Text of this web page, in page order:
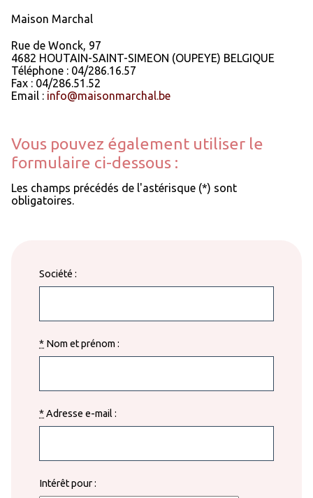
Maison Marchal
Rue de Wonck, 97
4682 HOUTAIN-SAINT-SIMEON (OUPEYE) BELGIQUE
Téléphone : 04/286.16.57
Fax : 04/286.51.52
Email : info@maisonmarchal.be
Vous pouvez également utiliser le
formulaire ci-dessous :
Les champs précédés de l'astérisque (*) sont
obligatoires.
Société :
* Nom et prénom :
*Adresse e-mail :
Intérêt pour :